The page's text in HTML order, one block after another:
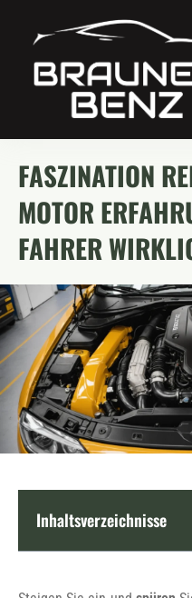
FASZINATION
MOTOR
FAHRER
Inhaltsverzeichnisse